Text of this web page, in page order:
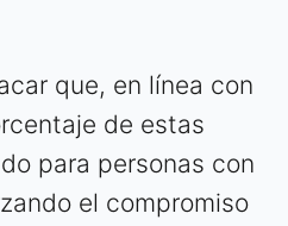
que, en línea con
de estas
para personas con
el compromiso